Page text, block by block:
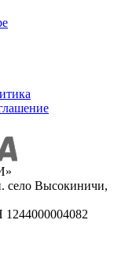
село Высокиничи,